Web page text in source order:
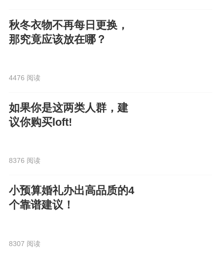
秋冬衣物不再每日更换，
那究竟应该放在哪？
4476 阅读
如果你是这两类人群，建
议你购买loft!
8376 阅读
小预算婚礼办出高品质的4
个靠谱建议！
8307 阅读